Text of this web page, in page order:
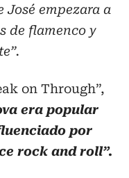
José empezara a
de flamenco y
on Through”,
era popular
por
rock and roll”.